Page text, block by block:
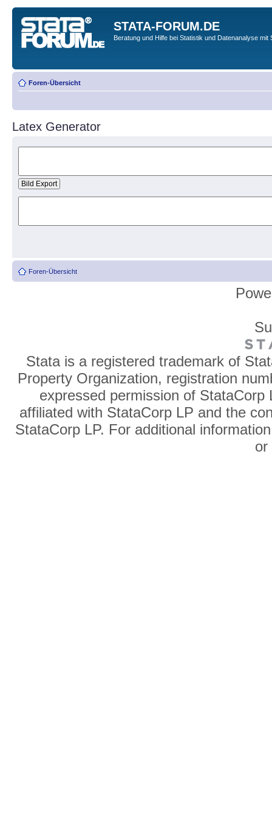
STATA-FORUM.DE
Beratung und Hilfe bei Statistik und Datenanalyse mit
Foren-Übersicht
Latex Generator
Foren-Übersicht
Stata is a registered trademark of
Property Organization, registration
expressed permission of
affiliated with StataCorp LP and the
StataCorp LP. For additional
or